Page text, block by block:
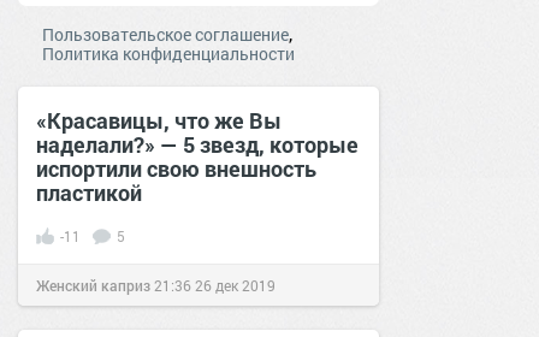
Пользовательское соглашение,
Политика конфиденциальности
«Красавицы, что же Вы
наделали?» — 5 звезд, которые
испортили свою внешность
пластикой
-11 5
Женский каприз21:3626 дек 2019